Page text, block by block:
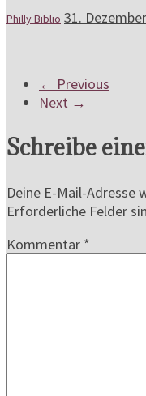
Philly Biblio 31.
← Previous
Next →
Schreibe
Deine E-Mail-
Erforderliche Felder
Kommentar *